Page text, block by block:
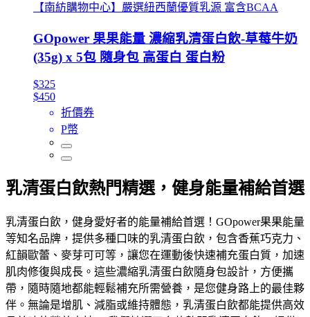
【南紡購物中心】嚴選紐西蘭優質乳源 富含BCAA
GOpower 果果能量 濃縮乳清蛋白飲-草莓牛奶
(35g) x 5包 隨身包 高蛋白 蛋白粉
$325
$450
折價券
P幣
乳清蛋白飲熱門精選，健身能量補給首選
乳清蛋白飲，健身愛好者的能量補給首選！GOpower果果能量
等知名品牌，提供多種口味的乳清蛋白飲，包含香蕉巧克力、
紅韻歐蕾、麥芽可可等，讓您在運動後快速補充蛋白質，加速
肌肉修復與成長。這些濃縮乳清蛋白飲隨身包設計，方便攜
帶，隨時隨地都能輕鬆補充所需營養，是您健身路上的最佳夥
伴。無論是增肌、減脂或維持體態，乳清蛋白飲都能提供高效